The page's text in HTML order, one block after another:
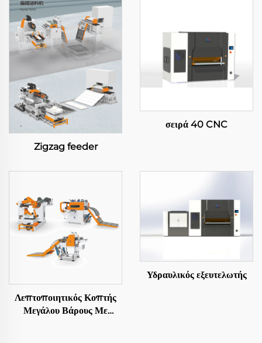
Zigzag feeder
σειρά 40 CNC
Λεπτοποιητικός Κοπτής
Μεγάλου Βάρους Με
Υδραυλικός εξευτελωτής